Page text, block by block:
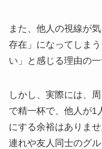
また、他人の視線が
存在」になってしま
い」と感じる理由の一
しかし、実際には、
で精一杯で、他人が1
にする余裕はありま
連れや友人同士のグ